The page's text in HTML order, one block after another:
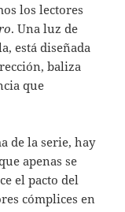
los lectores
. Una luz de
está diseñada
baliza
que
de la serie, hay
apenas se
el pacto del
cómplices en